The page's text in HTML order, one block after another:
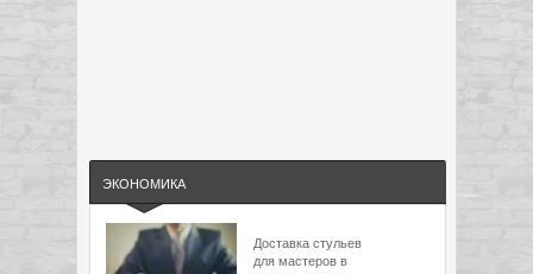
ЭКОНОМИКА
Доставка стульев
для мастеров в